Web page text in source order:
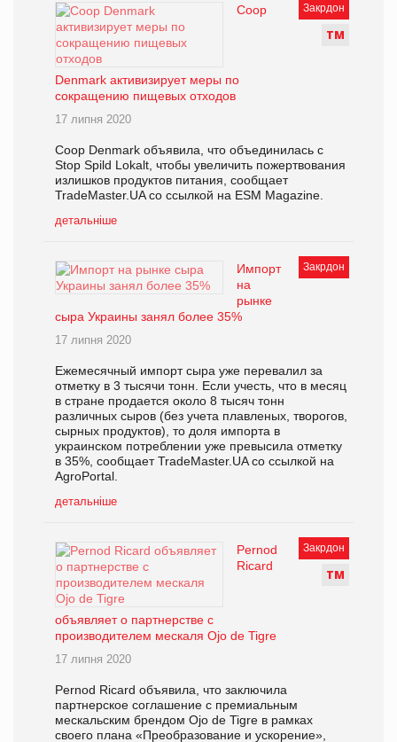
Закрдон
ТМ
Coop
Denmark активизирует меры по
сокращению пищевых отходов
17 липня 2020
Coop Denmark объявила, что объединилась с
Stop Spild Lokalt, чтобы увеличить пожертвования
излишков продуктов питания, сообщает
TradeMaster.UA со ссылкой на ESM Magazine.
детальніше
Закрдон
Импорт
на
рынке
сыра Украины занял более 35%
17 липня 2020
Ежемесячный импорт сыра уже перевалил за
отметку в 3 тысячи тонн. Если учесть, что в месяц
в стране продается около 8 тысяч тонн
различных сыров (без учета плавленых, творогов,
сырных продуктов), то доля импорта в
украинском потреблении уже превысила отметку
в 35%, сообщает TradeMaster.UA со ссылкой на
AgroPortal.
детальніше
Закрдон
ТМ
Pernod
Ricard
объявляет о партнерстве с
производителем мескаля Ojo de Tigre
17 липня 2020
Pernod Ricard объявила, что заключила
партнерское соглашение с премиальным
мескальским брендом Ojo de Tigre в рамках
своего плана «Преобразование и ускорение»,